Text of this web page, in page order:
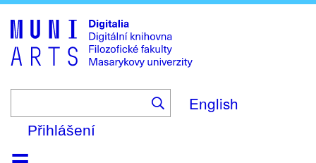
to
main
content
English
Přihlášení